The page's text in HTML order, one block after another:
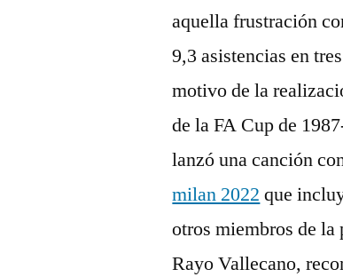
aquella frustración
9,3 asistencias en
motivo de la
de la FA Cup de
lanzó una canción
milan 2022 que
otros miembros de
Rayo Vallecano,